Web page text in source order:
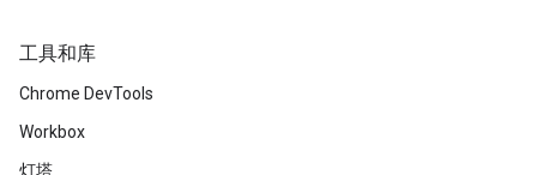
工具和库
Chrome DevTools
Workbox
灯塔